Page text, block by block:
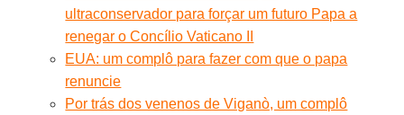
ultraconservador para forçar um futuro Papa a
renegar o Concílio Vaticano II
EUA: um complô para fazer com que o papa
renuncie
Por trás dos venenos de Viganò, um complô